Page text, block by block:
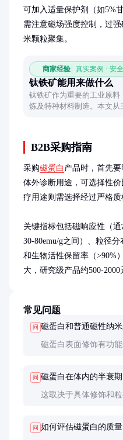
可加入适量保护剂（如5%
需注意磁场强度控制，过
米颗粒聚集。
商家经验 真实案例 · 安
钛铁矿能用来做什么
钛铁矿作为重要的工业原
炼及特种材料制造。本文
B2B采购指南
采购磁蛋白 产品时，首先
体外诊断用途，可选择性
疗用途则需选择经过严格质
关键指标包括磁响应性（
30-80emu/g之间）、粒径
和生物活性保留率（>90%
大，研究级产品约500-
常见问题
问 磁蛋白和普通磁性纳
磁蛋白表面修饰有功
问 磁蛋白在体内的半衰期
这取决于具体修饰和
问 如何评估磁蛋白的质量